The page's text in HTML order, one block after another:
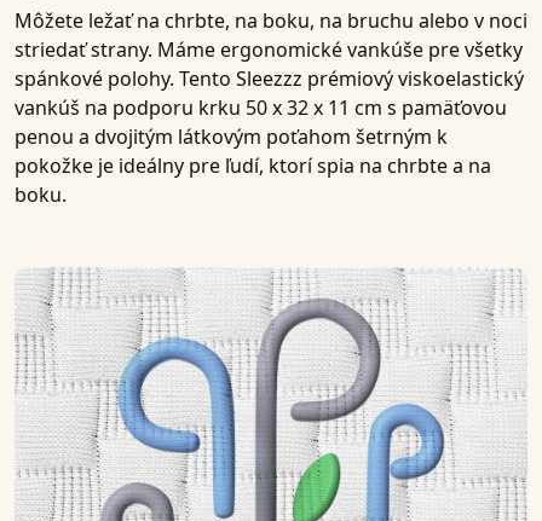
Môžete ležať na chrbte, na boku, na bruchu alebo v noci
striedať strany. Máme ergonomické vankúše pre všetky
spánkové polohy. Tento Sleezzz prémiový viskoelastický
vankúš na podporu krku 50 x 32 x 11 cm s pamäťovou
penou a dvojitým látkovým poťahom šetrným k
pokožke je ideálny pre ľudí, ktorí spia na chrbte a na
boku.